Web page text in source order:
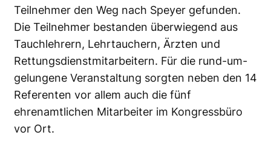
Teilnehmer den Weg nach Speyer gefunden.
Die Teilnehmer bestanden überwiegend aus
Tauchlehrern, Lehrtauchern, Ärzten und
Rettungsdienstmitarbeitern. Für die rund-um-
gelungene Veranstaltung sorgten neben den 14
Referenten vor allem auch die fünf
ehrenamtlichen Mitarbeiter im Kongressbüro
vor Ort.